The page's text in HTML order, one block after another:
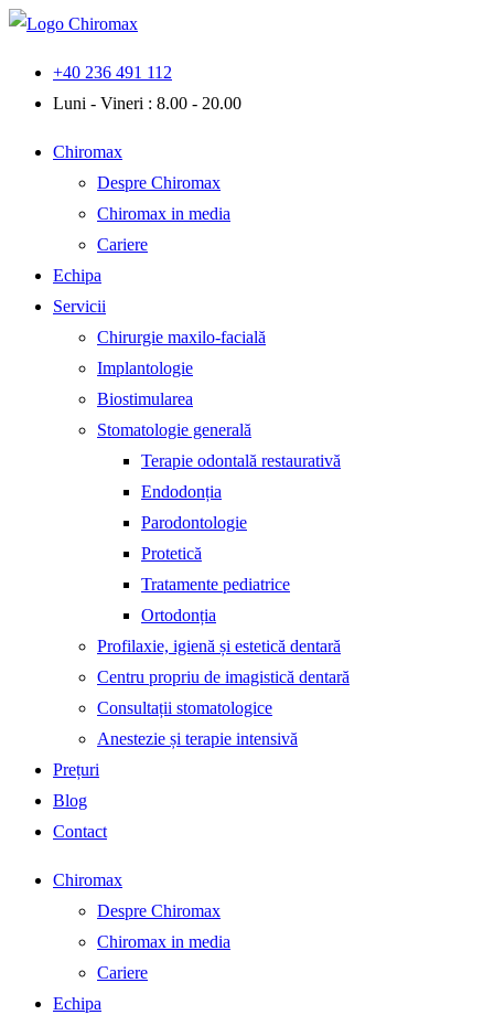
Sari
conținut
+40 236 491 112
Luni - Vineri : 8.00 - 20.00
Chiromax
Despre Chiromax
Chiromax in media
Cariere
Echipa
Servicii
Chirurgie maxilo-facială
Implantologie
Biostimularea
Stomatologie generală
Terapie odontală restaurativă
Endodonția
Parodontologie
Protetică
Tratamente pediatrice
Ortodonția
Profilaxie, igienă și estetică dentară
Centru propriu de imagistică dentară
Consultații stomatologice
Anestezie și terapie intensivă
Prețuri
Blog
Contact
Chiromax
Despre Chiromax
Chiromax in media
Cariere
Echipa